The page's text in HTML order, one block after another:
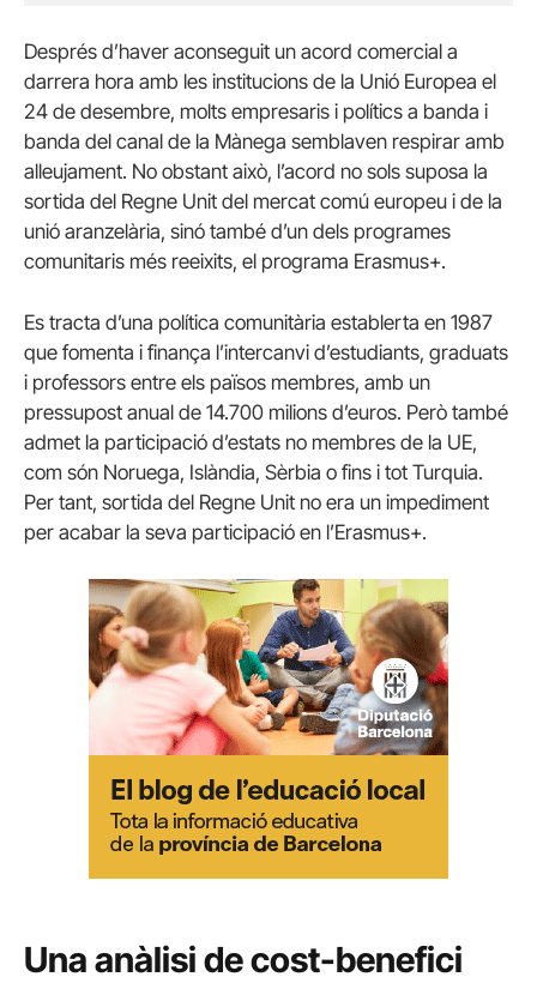
Després d’haver aconseguit un acord comercial a
darrera hora amb les institucions de la Unió Europea el
24 de desembre, molts empresaris i polítics a banda i
banda del canal de la Mànega semblaven respirar amb
alleujament. No obstant això, l’acord no sols suposa la
sortida del Regne Unit del mercat comú europeu i de la
unió aranzelària, sinó també d’un dels programes
comunitaris més reeixits, el programa Erasmus+.
Es tracta d’una política comunitària establerta en 1987
que fomenta i finança l’intercanvi d’estudiants, graduats
i professors entre els països membres, amb un
pressupost anual de 14.700 milions d’euros. Però també
admet la participació d’estats no membres de la UE,
com són Noruega, Islàndia, Sèrbia o fins i tot Turquia.
Per tant, sortida del Regne Unit no era un impediment
per acabar la seva participació en l’Erasmus+.
Una anàlisi de cost-benefici